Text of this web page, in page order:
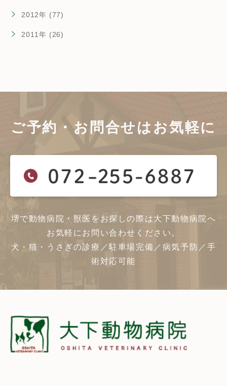
2012年 (77)
2011年 (26)
ご予約・お問合せは お気軽に
堺で動物病院・獣医をお探しの際は大下動物病院へ
お気軽にお問い合わせください。
犬・猫・うさぎの診療／駐車場完備／病気予防／手
術対応可能